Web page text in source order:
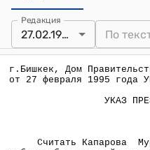
Редакция
27.02.1995